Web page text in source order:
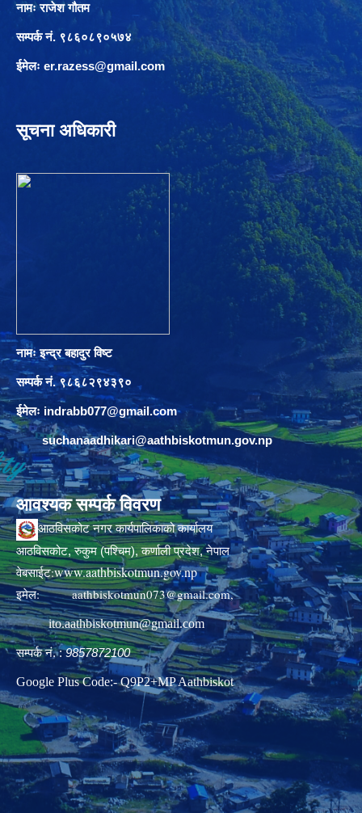
नामः राजेश गौतम
सम्पर्क नं. ९८६०८९०५७४
ईमेलः er.razess@gmail.com
सूचना अधिकारी
नामः इन्द्र बहादुर विष्ट
सम्पर्क नं. ९८६८२९४३९०
ईमेलः indrabb077@gmail.com
suchanaadhikari@aathbiskotmun.gov.np
आवश्यक सम्पर्क विवरण
आठविसकोट नगर कार्यपालिकाको कार्यालय
आठविसकोट, रुकुम (पश्चिम), कर्णाली प्रदेश, नेपाल
वेबसाईट:www.aathbiskotmun.gov.np
इमेल:aathbiskotmun073@gmail.com,
ito.aathbiskotmun@gmail.com
सम्पर्क नं. :9857872100
Google Plus Code:- Q9P2+MP Aathbiskot